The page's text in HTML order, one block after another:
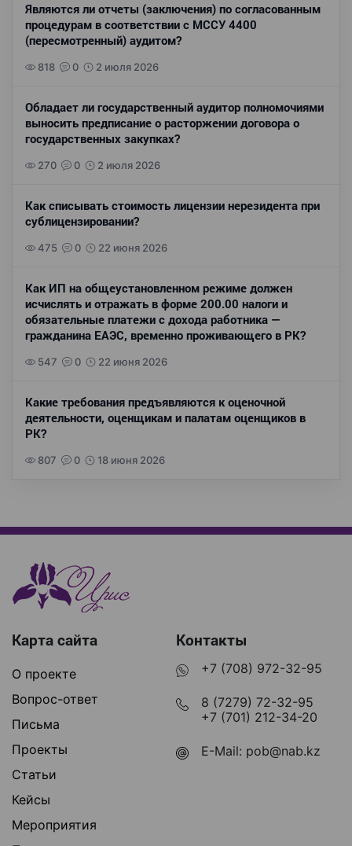
Являются ли отчеты (заключения) по согласованным
процедурам в соответствии с МССУ 4400
(пересмотренный) аудитом?
818 0 2 июля 2026
Обладает ли государственный аудитор полномочиями
выносить предписание о расторжении договора о
государственных закупках?
270 0 2 июля 2026
Как списывать стоимость лицензии нерезидента при
сублицензировании?
475 0 22 июня 2026
Как ИП на общеустановленном режиме должен
исчислять и отражать в форме 200.00 налоги и
обязательные платежи с дохода работника —
гражданина ЕАЭС, временно проживающего в РК?
547 0 22 июня 2026
Какие требования предъявляются к оценочной
деятельности, оценщикам и палатам оценщиков в
РК?
807 0 18 июня 2026
Карта сайта
О проекте
Вопрос-ответ
Письма
Проекты
Статьи
Кейсы
Мероприятия
Контакты
+7 (708) 972-32-95
8 (7279) 72-32-95
+7 (701) 212-34-20
E-Mail: pob@nab.kz